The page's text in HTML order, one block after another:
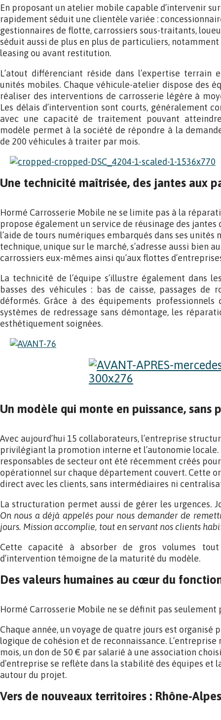
En proposant un atelier mobile capable d’intervenir
rapidement séduit une clientèle variée :
gestionnaires de flotte, carrossiers sous-traitants,
séduit aussi de plus en plus de particuliers,
leasing ou avant restitution.
L’atout différenciant réside dans l’expertise terrain
unités mobiles. Chaque véhicule-atelier dispose des
réaliser des interventions de carrosserie légère à
Les délais d’intervention sont courts, généralement
avec une capacité de traitement pouvant
modèle permet à la société de répondre à la
de 200 véhicules à traiter par mois.
Une technicité maîtrisée, des jantes aux
Hormé Carrosserie Mobile ne se limite pas à la
propose également un service de réusinage des jantes
l’aide de tours numériques embarqués dans ses
technique, unique sur le marché, s’adresse aussi bien
carrossiers eux-mêmes ainsi qu’aux flottes
La technicité de l’équipe s’illustre également dans
basses des véhicules : bas de caisse, passages de
déformés. Grâce à des équipements
systèmes de redressage sans démontage, les
esthétiquement soignées.
Un modèle qui monte en puissance, sans
Avec aujourd’hui 15 collaborateurs, l’entreprise
privilégiant la promotion interne et l’autonomie locale.
responsables de secteur ont été récemment créés
opérationnel sur chaque département couvert. Cette
direct avec les clients, sans intermédiaires ni
La structuration permet aussi de gérer les urgences.
On nous a déjà appelés pour nous demander de
jours. Mission accomplie, tout en servant nos clients
Cette capacité à absorber de gros volumes
d’intervention témoigne de la maturité du modèle.
Des valeurs humaines au cœur du
Hormé Carrosserie Mobile ne se définit pas seulement
Chaque année, un voyage de quatre jours est organisé
logique de cohésion et de reconnaissance.
mois, un don de 50 € par salarié à une association
d’entreprise se reflète dans la stabilité des équipes et
autour du projet.
Vers de nouveaux territoires : Rhône-